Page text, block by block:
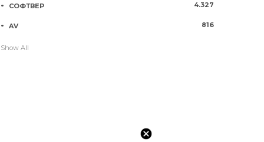
СОФТВЕР 4.327
AV 816
Show All